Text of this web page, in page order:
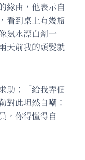
緣由，他表示自
看到桌上有幾瓶
氨水漂白劑一
天前我的頭髮就
助：「給我弄個
對此坦然自嘲：
，你得懂得自